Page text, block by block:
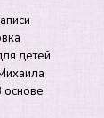
детей
основе